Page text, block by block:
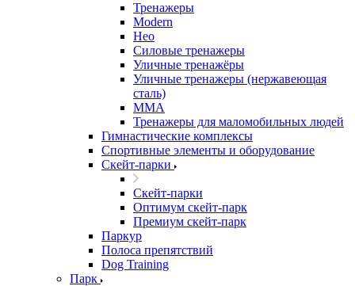
Тренажеры
Modern
Нео
Силовые тренажеры
Уличные тренажёры
Уличные тренажеры (нержавеющая
сталь)
ММА
Тренажеры для маломобильных людей
Гимнастические комплексы
Спортивные элементы и оборудование
Скейт-парки
Скейт-парки
Оптимум скейт-парк
Премиум скейт-парк
Паркур
Полоса препятствий
Dog Training
Парк